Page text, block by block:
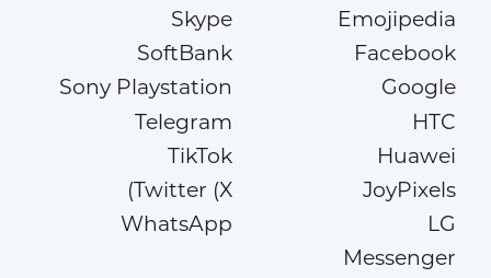
Emojipedia
Facebook
Google
HTC
Huawei
JoyPixels
LG
Messenger
Skype
SoftBank
Sony Playstation
Telegram
TikTok
Twitter (X)
WhatsApp